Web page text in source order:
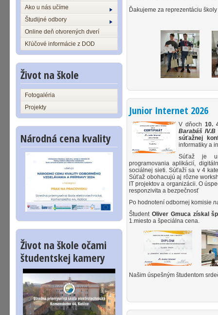
Ako u nás učíme
Študijné odbory
Online deň otvorených dverí
Kľúčové informácie z DOD
Život na škole
Fotogaléria
Projekty
Národná cena kvality
Život na škole očami
študentskej kamery
Ďakujeme za reprezentáciu
Junior Internet 2026
V dňoch 10.
Barabáš IV.B
súťažnej
informatiky a
Súťaž je
programovania aplikácií,
sociálnej sieti. Súťaží sa v 4
Súťaž obohacujú aj rôzne
IT projektov a organizácii. O
responzivita a bezpečnosť
Po hodnotení odbornej komisie
ŠtudentOliver Gmuca získal
1.miesto a špeciálna cena.
Našim úspešným študentom